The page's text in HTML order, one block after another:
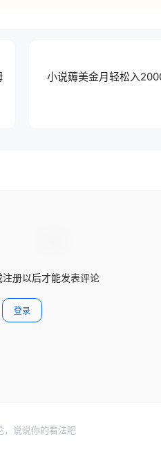
小说薅美金月轻松入
册以后才能发表评论
登录
，说说你的看法吧